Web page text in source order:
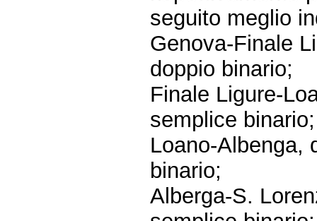
seguito meglio
Genova-Finale
doppio binario;
Finale Ligure-
semplice binario;
Loano-Albenga,
binario;
Alberga-S.